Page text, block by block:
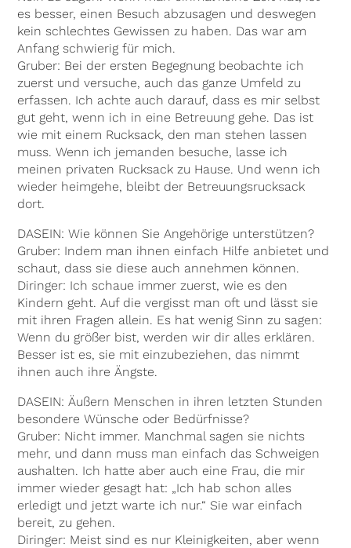
es besser, einen Besuch abzusagen und deswegen
kein schlechtes Gewissen zu haben. Das war am
Anfang schwierig für mich.
Gruber: Bei der ersten Begegnung beobachte ich
zuerst und versuche, auch das ganze Umfeld zu
erfassen. Ich achte auch darauf, dass es mir selbst
gut geht, wenn ich in eine Betreuung gehe. Das ist
wie mit einem Rucksack, den man stehen lassen
muss. Wenn ich jemanden besuche, lasse ich
meinen privaten Rucksack zu Hause. Und wenn ich
wieder heimgehe, bleibt der Betreuungsrucksack
dort.
DASEIN: Wie können Sie Angehörige unterstützen?
Gruber: Indem man ihnen einfach Hilfe anbietet und
schaut, dass sie diese auch annehmen können.
Diringer: Ich schaue immer zuerst, wie es den
Kindern geht. Auf die vergisst man oft und lässt sie
mit ihren Fragen allein. Es hat wenig Sinn zu sagen:
Wenn du größer bist, werden wir dir alles erklären.
Besser ist es, sie mit einzubeziehen, das nimmt
ihnen auch ihre Ängste.
DASEIN: Äußern Menschen in ihren letzten Stunden
besondere Wünsche oder Bedürfnisse?
Gruber: Nicht immer. Manchmal sagen sie nichts
mehr, und dann muss man einfach das Schweigen
aushalten. Ich hatte aber auch eine Frau, die mir
immer wieder gesagt hat: „Ich hab schon alles
erledigt und jetzt warte ich nur.“ Sie war einfach
bereit, zu gehen.
Diringer: Meist sind es nur Kleinigkeiten, aber wenn